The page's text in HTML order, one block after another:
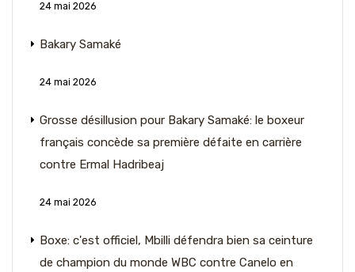
24 mai 2026
Bakary Samaké
24 mai 2026
Grosse désillusion pour Bakary Samaké: le boxeur
français concède sa première défaite en carrière
contre Ermal Hadribeaj
24 mai 2026
Boxe: c'est officiel, Mbilli défendra bien sa ceinture
de champion du monde WBC contre Canelo en